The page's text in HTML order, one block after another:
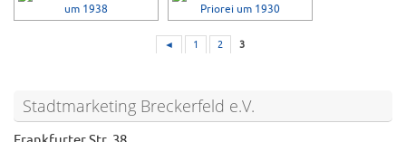
◄ 1 2 3
Stadtmarketing Breckerfeld e.V.